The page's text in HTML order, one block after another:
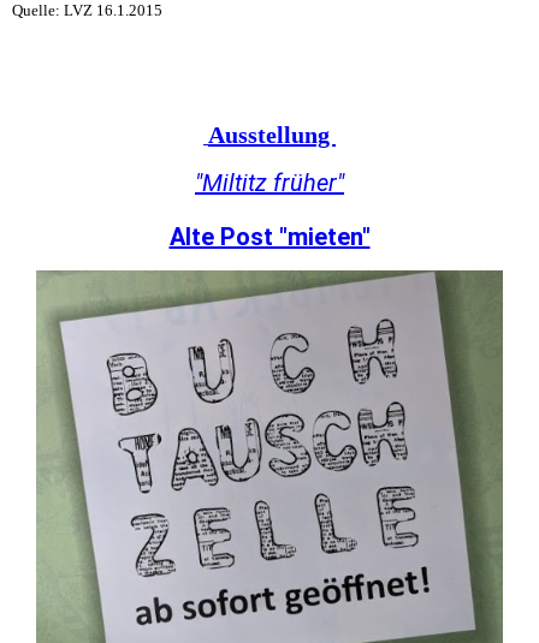
Quelle: LVZ 16.1.2015
Ausstellung
"Miltitz früher"
Alte Post "mieten"